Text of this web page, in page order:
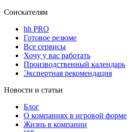
Соискателям
hh PRO
Готовое резюме
Все сервисы
Хочу у вас работать
Производственный календарь
Экспертная рекомендация
Новости и статьи
Блог
О компаниях в игровой форме
Жизнь в компании